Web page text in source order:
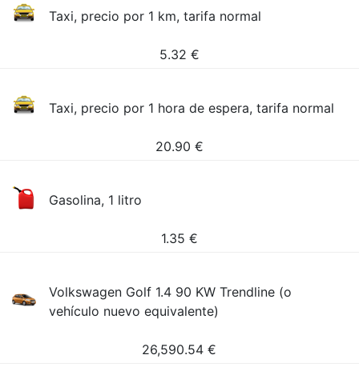
Taxi, precio por 1 km, tarifa normal
5.32 €
Taxi, precio por 1 hora de espera, tarifa normal
20.90 €
Gasolina, 1 litro
1.35 €
Volkswagen Golf 1.4 90 KW Trendline (o
vehículo nuevo equivalente)
26,590.54 €